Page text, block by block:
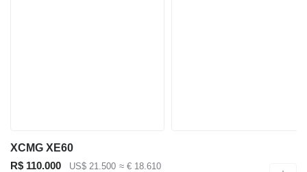
XCMG XE60
R$ 110.000
US$ 21.500 ≈ € 18.610